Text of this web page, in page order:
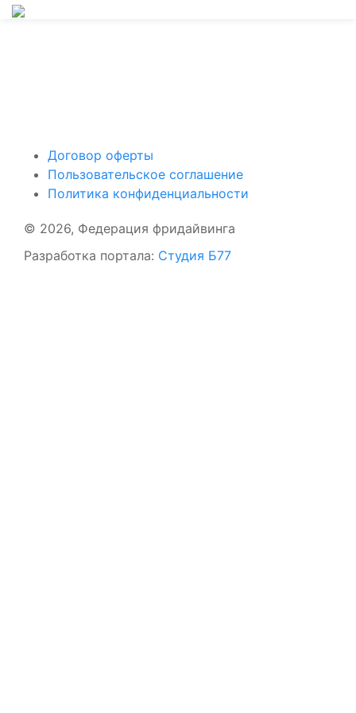
Договор оферты
Пользовательское соглашение
Политика конфиденциальности
© 2026, Федерация фридайвинга
Разработка портала: Студия Б77